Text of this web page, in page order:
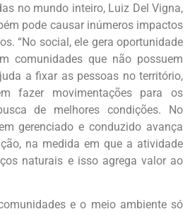
no mundo inteiro, Luiz Del Vigna,
pode causar inúmeros impactos
“No social, ele gera oportunidade
comunidades que não possuem
a fixar as pessoas no território,
fazer movimentações para os
de melhores condições. No
gerenciado e conduzido avança
na medida em que a atividade
naturais e isso agrega valor ao
e o meio ambiente só